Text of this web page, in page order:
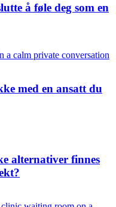
å føle deg som en
med en ansatt du
alternativer finnes